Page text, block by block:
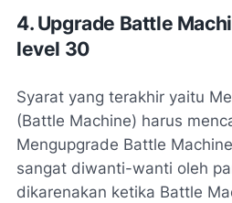
4. Upgrade Battle
level 30
Syarat yang terakhir yaitu
(Battle Machine) harus
Mengupgrade Battle
sangat diwanti-wanti oleh
dikarenakan ketika Battle